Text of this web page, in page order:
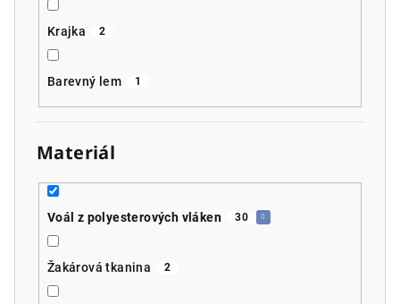
Krajka 2
Barevný lem 1
Materiál
Voál z polyesterových vláken 30
Žakárová tkanina 2